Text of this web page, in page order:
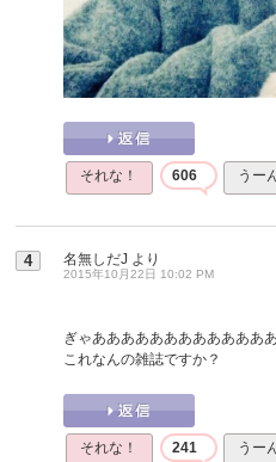
それな！ 606 うー
4 名無しだJ より
2015年10月22日 10:02 PM
ぎゃああああああああああああ
これなんの雑誌ですか？
それな！ 241 うー